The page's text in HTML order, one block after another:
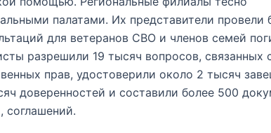
палатами. Их представители провели
для ветеранов СВО и членов семей
разрешили 19 тысяч вопросов, связанных
прав, удостоверили около 2 тысяч
доверенностей и составили более 500
соглашений.